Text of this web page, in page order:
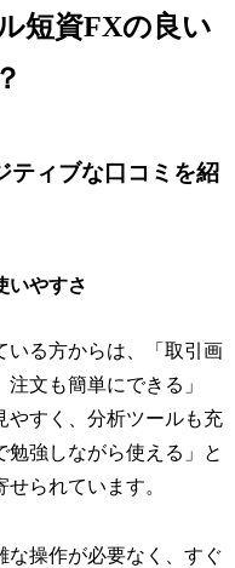
短資FXの良い
ティブな口コミを紹
いやすさ
いる方からは、「取引画
文も簡単にできる」
やすく、分析ツールも充
勉強しながら使える」と
られています。
な操作が必要なく、すぐ